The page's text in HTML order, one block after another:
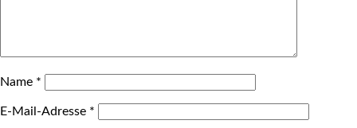
Name *
E-Mail-Adresse *